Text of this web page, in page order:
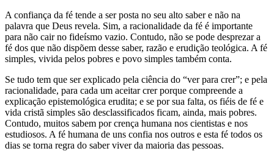
A confiança da fé tende a ser posta no seu alto saber e não na
palavra que Deus revela. Sim, a racionalidade da fé é importante
para não cair no fideísmo vazio. Contudo, não se pode desprezar a
fé dos que não dispõem desse saber, razão e erudição teológica. A fé
simples, vivida pelos pobres e povo simples também conta.
Se tudo tem que ser explicado pela ciência do “ver para crer”; e pela
racionalidade, para cada um aceitar crer porque compreende a
explicação epistemológica erudita; e se por sua falta, os fiéis de fé e
vida cristã simples são desclassificados ficam, ainda, mais pobres.
Contudo, muitos sabem por crença humana nos cientistas e nos
estudiosos. A fé humana de uns confia nos outros e esta fé todos os
dias se torna regra do saber viver da maioria das pessoas.